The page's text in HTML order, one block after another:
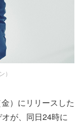
）
）にリリースした
が、同日24時に